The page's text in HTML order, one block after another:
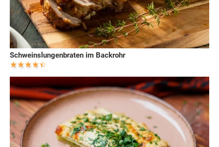
Schweinslungenbraten im Backrohr